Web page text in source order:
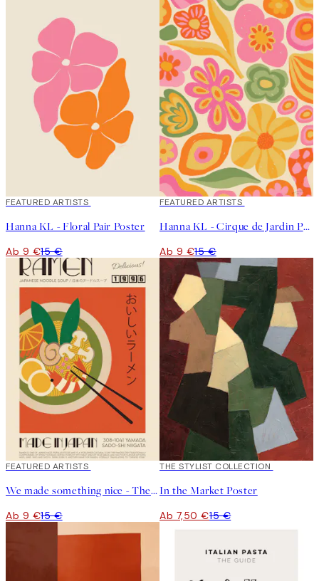
40%*
FEATURED ARTISTS
Hanna KL - Floral Pair Poster
Ab 9 €15 €
40%*
FEATURED ARTISTS
Hanna KL - Cirque de Jardin Poster
Ab 9 €15 €
40%*
FEATURED ARTISTS
We made something nice - The Ramen Poster
Ab 9 €15 €
50%*
THE STYLIST COLLECTION
In the Market Poster
Ab 7,50 €15 €